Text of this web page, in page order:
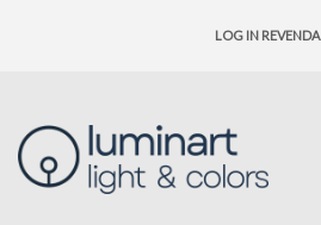
LOG IN REVENDA